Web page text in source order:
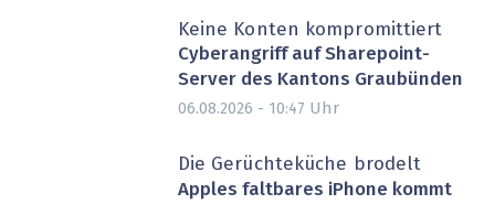
Keine Konten kompromittiert
Cyberangriff auf Sharepoint-
Server des Kantons Graubünden
06.08.2026 - 10:47 Uhr
Die Gerüchteküche brodelt
Apples faltbares iPhone kommt